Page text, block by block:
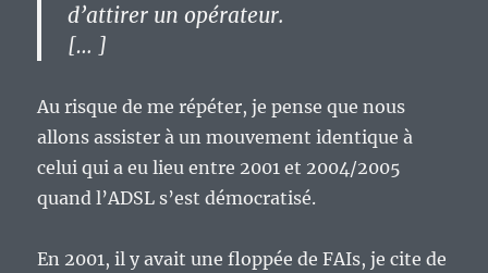
d’attirer un opérateur.
[… ]
Au risque de me répéter, je pense que nous
allons assister à un mouvement identique à
celui qui a eu lieu entre 2001 et 2004/2005
quand l’ADSL s’est démocratisé.
En 2001, il y avait une floppée de FAIs, je cite de